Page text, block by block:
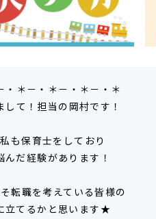
・＊－・＊－・＊－・＊
して！担当の岡村です！
も保育士をしており
んだ経験があります！
転職を考えている皆様の
立てるかと思います★